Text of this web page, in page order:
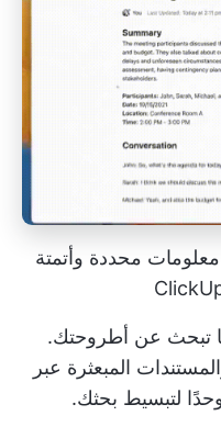
محددة وأتمتة
تبحث عن أطروحتك.
المبعثرة عبر
لتبسيط بحثك.